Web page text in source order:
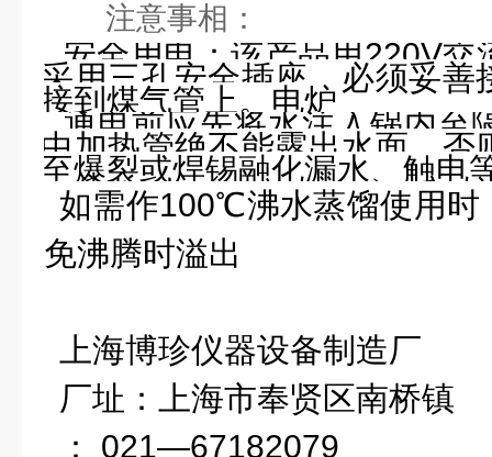
注意事相：
安全用电：该产品用220V交
采用三孔安全插座，必须妥善
接到煤气管上。 电炉
通电前应先将水注入锅内至
中加热管绝不能露出水面，否
至爆裂或焊锡融化漏水、触电
如需作100℃沸水蒸馏使用时
免沸腾时溢出
上海博珍仪器设备制造厂
厂址：上海市奉贤区南桥镇
：
021—67182079